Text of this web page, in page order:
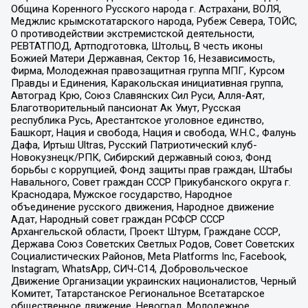
Община Коренного Русского народа г. Астрахани, ВОЛЯ,
Меджлис крымскотатарского народа, Рубеж Севера, ТОЙС,
О противодействии экстремистской деятельности,
РЕВТАТПОД, Артподготовка, Штольц, В честь иконы
Божией Матери Державная, Сектор 16, Независимость,
Фирма, Молодежная правозащитная группа МПГ, Курсом
Правды и Единения, Каракольская инициативная группа,
Автоград Крю, Союз Славянских Сил Руси, Алля-Аят,
Благотворительный пансионат Ак Умут, Русская
республика Русь, Арестантское уголовное единство,
Башкорт, Нация и свобода, Нация и свобода, W.H.С., Фалунь
Дафа, Иртыш Ultras, Русский Патриотический клуб-
Новокузнецк/РПК, Сибирский державный союз, Фонд
борьбы с коррупцией, Фонд защиты прав граждан, Штабы
Навального, Совет граждан СССР Прикубанского округа г.
Краснодара, Мужское государство, Народное
объединение русского движения, Народное движение
Адат, Народный совет граждан РСФСР СССР
Архангельской области, Проект Штурм, Граждане СССР,
Держава Союз Советских Светлых Родов, Совет Советских
Социалистических Районов, Meta Platforms Inc, Facebook,
Instagram, WhatsApp, СИЧ-С14, Добровольческое
Движение Организации украинских националистов, Черный
Комитет, Татарстанское Региональное Всетатарское